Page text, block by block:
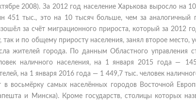
2008). За 2012 год население Харькова выросло на
451 тыс., это на 10 тысяч больше, чем за
за счёт миграционного прироста, который за 2012
так и по общему приросту населения, занял второе место,
жителей города. По данным Областного управления
наличного населения, на 1 января 2015 года —
на 1 января 2016 года — 1 449,7 тыс. человек
в восьмёрку самых населённых городов Восточной
и Минска). Кроме государств, столицы которых